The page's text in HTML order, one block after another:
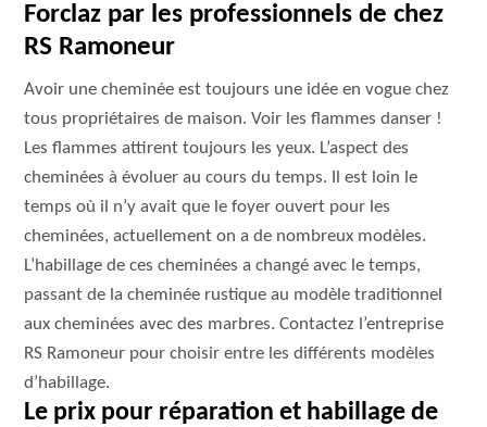
Forclaz par les professionnels de chez
RS Ramoneur
Avoir une cheminée est toujours une idée en vogue chez
tous propriétaires de maison. Voir les flammes danser !
Les flammes attirent toujours les yeux. L’aspect des
cheminées à évoluer au cours du temps. Il est loin le
temps où il n’y avait que le foyer ouvert pour les
cheminées, actuellement on a de nombreux modèles.
L’habillage de ces cheminées a changé avec le temps,
passant de la cheminée rustique au modèle traditionnel
aux cheminées avec des marbres. Contactez l’entreprise
RS Ramoneur pour choisir entre les différents modèles
d’habillage.
Le prix pour réparation et habillage de